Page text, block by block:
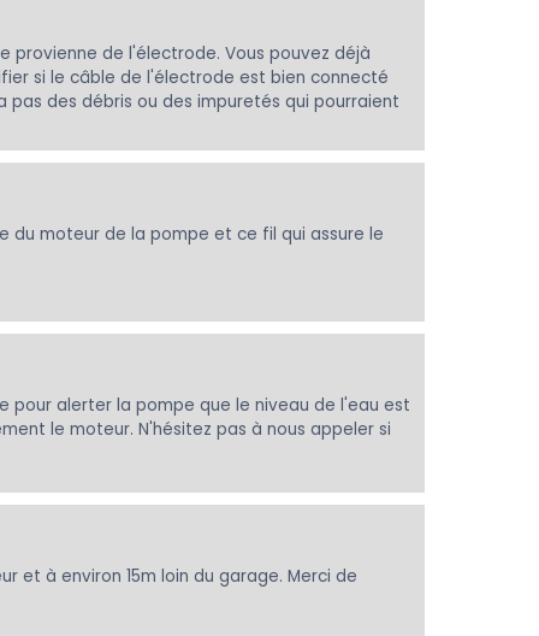
provienne de l'électrode. Vous pouvez déjà
si le câble de l'électrode est bien connecté
pas des débris ou des impuretés qui pourraient
du moteur de la pompe et ce fil qui assure le
pour alerter la pompe que le niveau de l'eau est
le moteur. N'hésitez pas à nous appeler si
à environ 15m loin du garage. Merci de